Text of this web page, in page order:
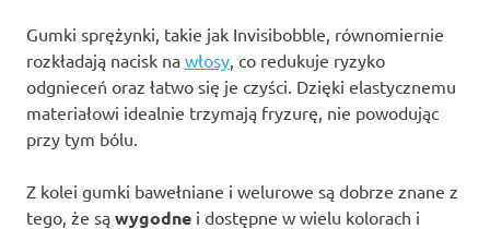
Gumki sprężynki, takie jak Invisibobble, równomiernie
rozkładają nacisk na włosy, co redukuje ryzyko
odgnieceń oraz łatwo się je czyści. Dzięki elastycznemu
materiałowi idealnie trzymają fryzurę, nie powodując
przy tym bólu.
Z kolei gumki bawełniane i welurowe są dobrze znane z
tego, że są wygodne i dostępne w wielu kolorach i